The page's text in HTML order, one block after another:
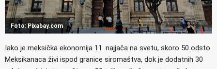
Foto: Pixabay.com
Iako je meksička ekonomija 11. najjača na svetu, skoro 50 odsto
Meksikanaca živi ispod granice siromaštva, dok je dodatnih 30